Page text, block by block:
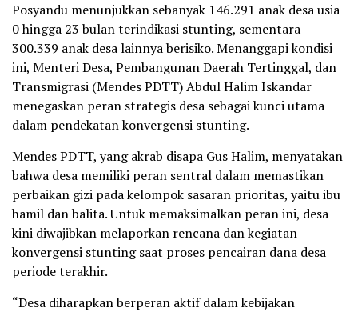
Posyandu menunjukkan sebanyak 146.291 anak desa usia
0 hingga 23 bulan terindikasi stunting, sementara
300.339 anak desa lainnya berisiko. Menanggapi kondisi
ini, Menteri Desa, Pembangunan Daerah Tertinggal, dan
Transmigrasi (Mendes PDTT) Abdul Halim Iskandar
menegaskan peran strategis desa sebagai kunci utama
dalam pendekatan konvergensi stunting.
Mendes PDTT, yang akrab disapa Gus Halim, menyatakan
bahwa desa memiliki peran sentral dalam memastikan
perbaikan gizi pada kelompok sasaran prioritas, yaitu ibu
hamil dan balita. Untuk memaksimalkan peran ini, desa
kini diwajibkan melaporkan rencana dan kegiatan
konvergensi stunting saat proses pencairan dana desa
periode terakhir.
“Desa diharapkan berperan aktif dalam kebijakan